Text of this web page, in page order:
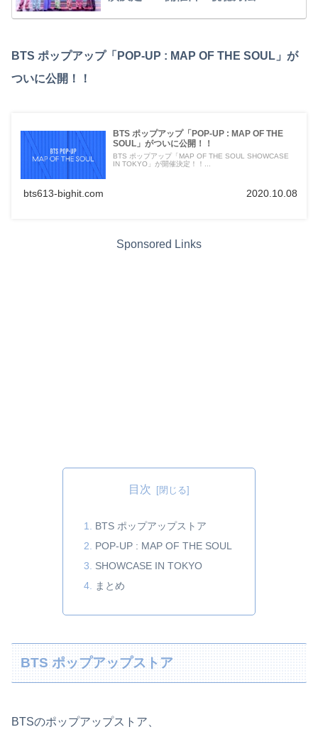
BTS ポップアップ「POP-UP : MAP OF THE SOUL」が
ついに公開！！
BTS ポップアップ「POP-UP : MAP OF THE
SOUL」がついに公開！！
BTS ポップアップ「MAP OF THE SOUL SHOWCASE
IN TOKYO」が開催決定！！...
bts613-bighit.com 2020.10.08
Sponsored Links
目次
BTS ポップアップストア
POP-UP : MAP OF THE SOUL
SHOWCASE IN TOKYO
まとめ
BTS ポップアップストア
BTSのポップアップストア、